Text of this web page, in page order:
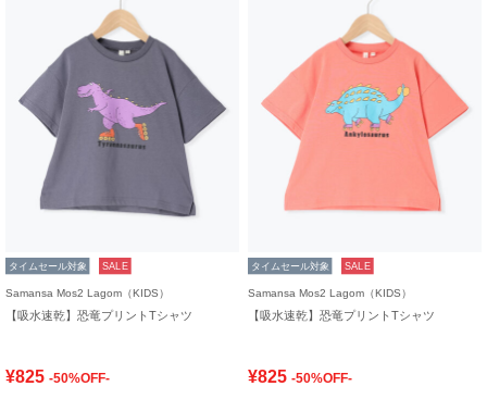
タイムセール対象 SALE
Samansa Mos2 Lagom（KIDS）
【吸水速乾】恐竜プリントTシャツ
¥825 -50%OFF-
タイムセール対象 SALE
Samansa Mos2 Lagom（KIDS）
【吸水速乾】恐竜プリントTシャツ
¥825 -50%OFF-